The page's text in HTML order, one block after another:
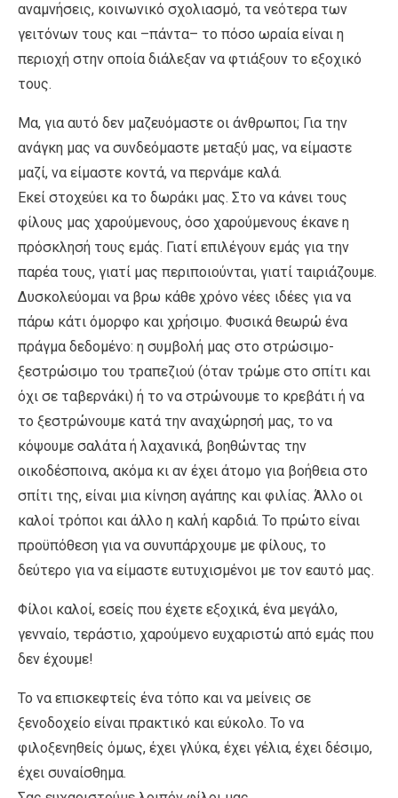
αναμνήσεις, κοινωνικό σχολιασμό, τα νεότερα των
γειτόνων τους και –πάντα– το πόσο ωραία είναι η
περιοχή στην οποία διάλεξαν να φτιάξουν το εξοχικό
τους.
Μα, για αυτό δεν μαζευόμαστε οι άνθρωποι; Για την
ανάγκη μας να συνδεόμαστε μεταξύ μας, να είμαστε
μαζί, να είμαστε κοντά, να περνάμε καλά.
Εκεί στοχεύει κα το δωράκι μας. Στο να κάνει τους
φίλους μας χαρούμενους, όσο χαρούμενους έκανε η
πρόσκλησή τους εμάς. Γιατί επιλέγουν εμάς για την
παρέα τους, γιατί μας περιποιούνται, γιατί ταιριάζουμε.
Δυσκολεύομαι να βρω κάθε χρόνο νέες ιδέες για να
πάρω κάτι όμορφο και χρήσιμο. Φυσικά θεωρώ ένα
πράγμα δεδομένο: η συμβολή μας στο στρώσιμο-
ξεστρώσιμο του τραπεζιού (όταν τρώμε στο σπίτι και
όχι σε ταβερνάκι) ή το να στρώνουμε το κρεβάτι ή να
το ξεστρώνουμε κατά την αναχώρησή μας, το να
κόψουμε σαλάτα ή λαχανικά, βοηθώντας την
οικοδέσποινα, ακόμα κι αν έχει άτομο για βοήθεια στο
σπίτι της, είναι μια κίνηση αγάπης και φιλίας. Άλλο οι
καλοί τρόποι και άλλο η καλή καρδιά. Το πρώτο είναι
προϋπόθεση για να συνυπάρχουμε με φίλους, το
δεύτερο για να είμαστε ευτυχισμένοι με τον εαυτό μας.
Φίλοι καλοί, εσείς που έχετε εξοχικά, ένα μεγάλο,
γενναίο, τεράστιο, χαρούμενο ευχαριστώ από εμάς που
δεν έχουμε!
Το να επισκεφτείς ένα τόπο και να μείνεις σε
ξενοδοχείο είναι πρακτικό και εύκολο. Το να
φιλοξενηθείς όμως, έχει γλύκα, έχει γέλια, έχει δέσιμο,
έχει συναίσθημα.